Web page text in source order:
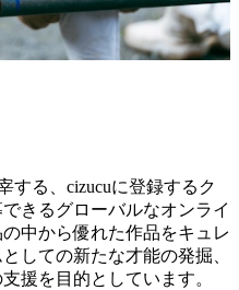
する、cizucuに登録するク
きるグローバルなオンライ
中から優れた作品をキュレ
しての新たな才能の発掘、
援を目的としています。